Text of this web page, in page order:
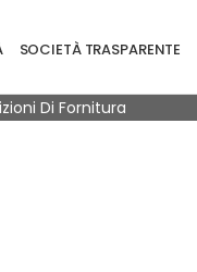
SOCIETÀ TRASPARENTE
Di Fornitura